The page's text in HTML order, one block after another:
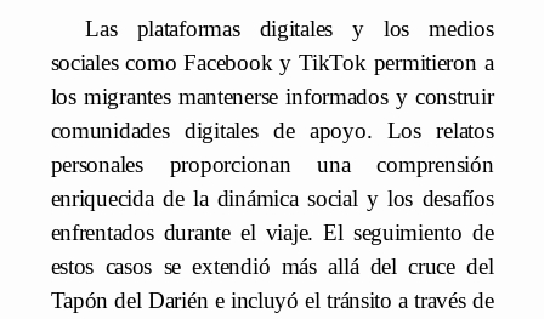
Las plataformas digitales y los medios
sociales como Facebook y TikTok permitieron a
los migrantes mantenerse informados y construir
comunidades digitales de apoyo. Los relatos
personales proporcionan una comprensión
enriquecida de la dinámica social y los desafíos
enfrentados durante el viaje. El seguimiento de
estos casos se extendió más allá del cruce del
Tapón del Darién e incluyó el tránsito a través de